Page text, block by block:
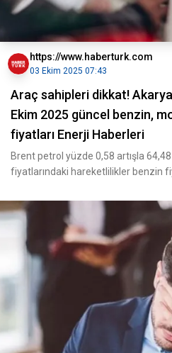
https://www.haberturk.com
03 Ekim 2025 07:43
Araç sahipleri dikkat!
Ekim 2025 güncel benzin,
fiyatları Enerji Haberleri
Brent petrol yüzde 0,58 artışla
fiyatlarındaki hareketlilikler benzin